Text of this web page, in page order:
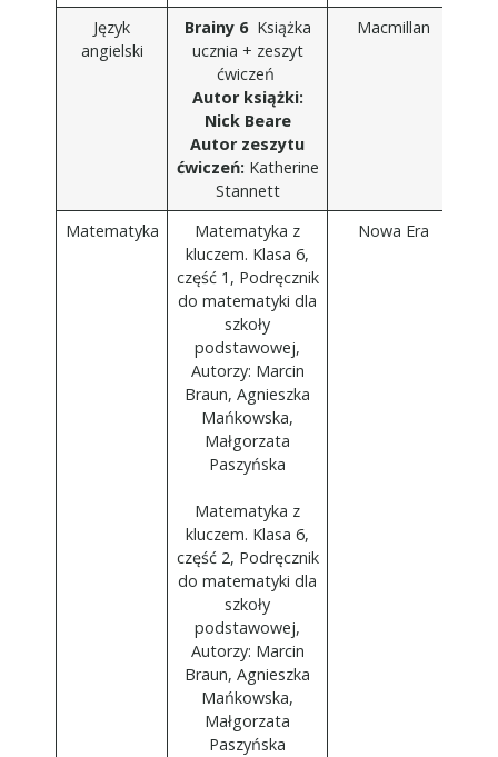
Język
angielski
Brainy 6 Książka
ucznia + zeszyt
ćwiczeń
Autor książki:
Nick Beare
Autor zeszytu
ćwiczeń: Katherine
Stannett
Macmillan
Matematyka
Matematyka z
kluczem. Klasa 6,
część 1, Podręcznik
do matematyki dla
szkoły
podstawowej,
Autorzy: Marcin
Braun, Agnieszka
Mańkowska,
Małgorzata
Paszyńska
Matematyka z
kluczem. Klasa 6,
część 2, Podręcznik
do matematyki dla
szkoły
podstawowej,
Autorzy: Marcin
Braun, Agnieszka
Mańkowska,
Małgorzata
Paszyńska
Nowa Era